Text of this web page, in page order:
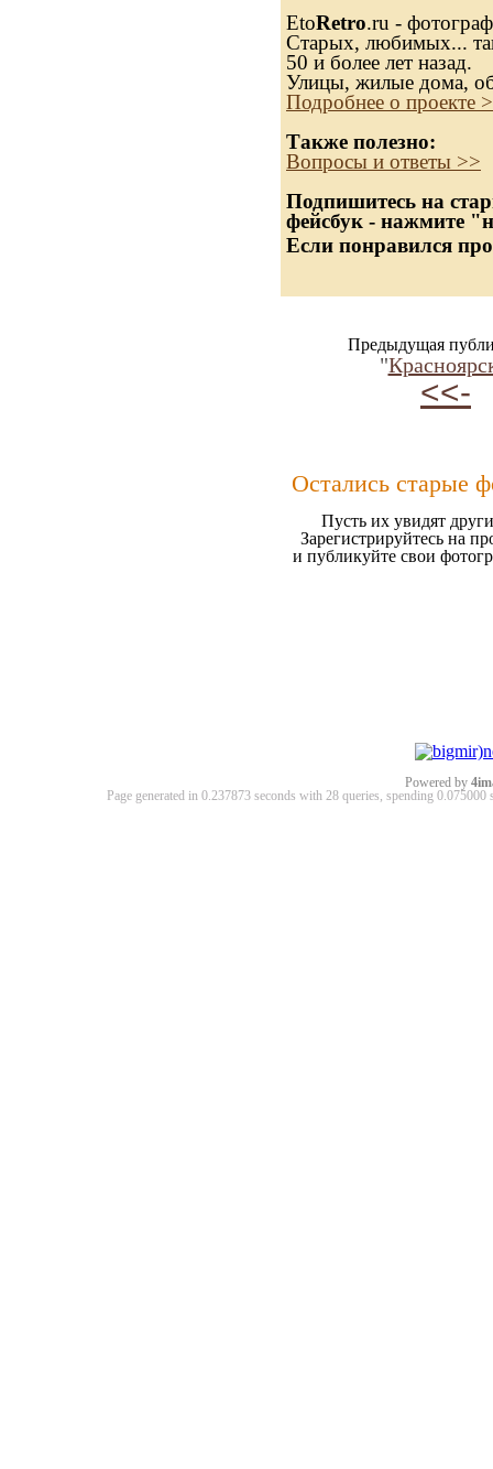
EtoRetro.ru -
Старых, любимых...
50 и более лет назад.
Улицы, жилые дома,
Подробнее о проекте
Также полезно:
Вопросы и ответы >>
Подпишитесь на
фейсбук - нажмите
Если понравился
Предыдущая
"
<<-
Остались старые
Пусть их увидят
Зарегистрируйтесь на
и публикуйте свои
Powered by
Page generated in 0.237873 seconds with 28 queries, spending